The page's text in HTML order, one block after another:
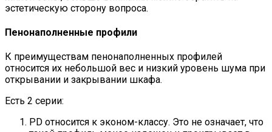
эстетическую сторону вопроса.
Пенонаполненные профили
К преимуществам пенонаполненных профилей
относится их небольшой вес и низкий уровень шума при
открывании и закрывании шкафа.
Есть 2 серии:
PD относится к эконом-классу. Это не означает, что